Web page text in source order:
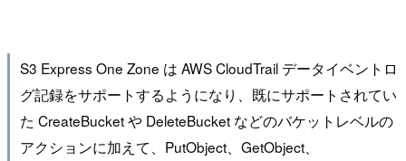
S3 Express One Zone は AWS CloudTrail データイベントロ
グ記録をサポートするようになり、既にサポートされてい
た CreateBucket や DeleteBucket などのバケットレベルの
アクションに加えて、PutObject、GetObject、